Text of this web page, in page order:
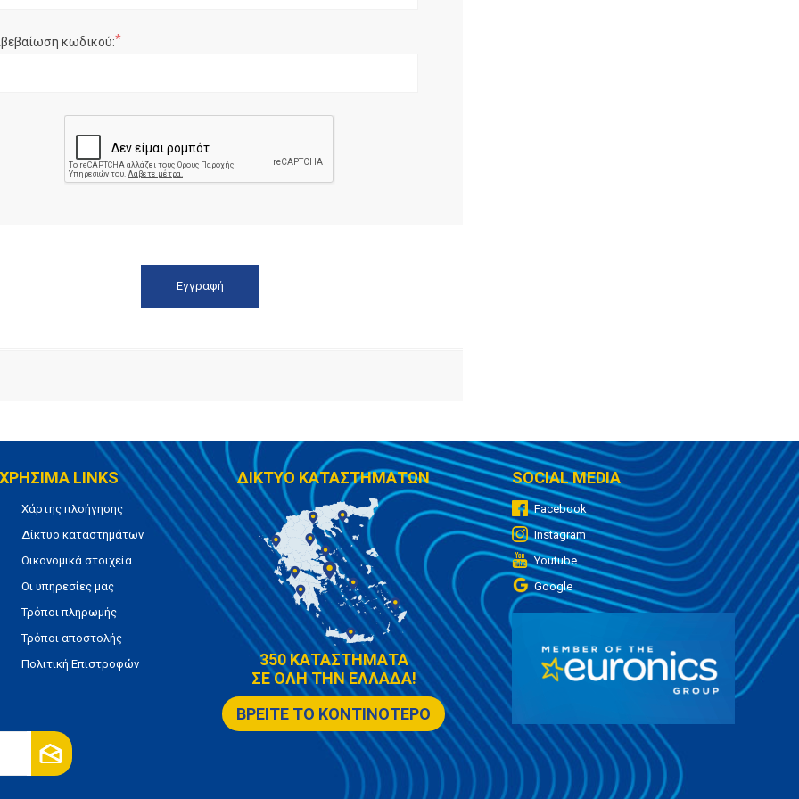
κωδικού:*
ΧΡΗΣΙΜΑ LINKS
Χάρτης πλοήγησης
Δίκτυο καταστημάτων
Οικονομικά στοιχεία
Οι υπηρεσίες μας
Τρόποι πληρωμής
Τρόποι αποστολής
Πολιτική Επιστροφών
ΔΙΚΤΥΟ ΚΑΤΑΣΤΗΜΑΤΩΝ
350 ΚΑΤΑΣΤΗΜΑΤΑ
ΣΕ ΟΛΗ ΤΗΝ ΕΛΛΑΔΑ!
ΒΡΕΙΤΕ ΤΟ ΚΟΝΤΙΝΟΤΕΡΟ
SOCIAL MEDIA
Facebook
Instagram
Youtube
Google